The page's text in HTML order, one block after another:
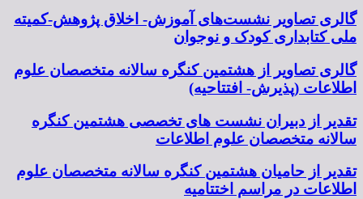
گالری تصاویر نشست‌های آموزش- اخلاق پژوهش-کمیته
ملی کتابداری کودک و نوجوان
گالری تصاویر از هشتمین کنگره سالانه متخصصان علوم
اطلاعات (پذیرش- افتتاحیه)
تقدیر از دبیران نشست های تخصصی هشتمین کنگره
سالانه متخصصان علوم اطلاعات
تقدیر از حامیان هشتمین کنگره سالانه متخصصان علوم
اطلاعات در مراسم اختتامیه